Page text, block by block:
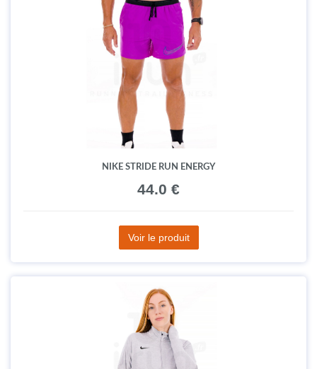
NIKE STRIDE RUN ENERGY
44.0 €
Voir le produit